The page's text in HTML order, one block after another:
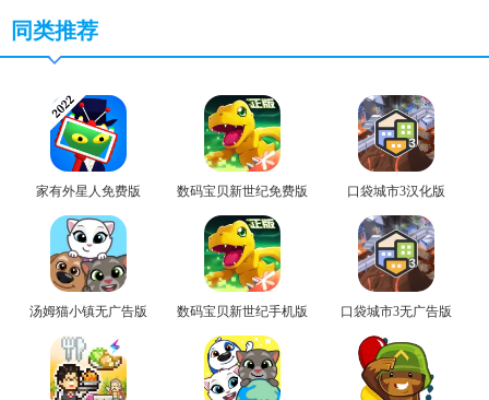
同类推荐
家有外星人免费版 数码宝贝新世纪免费版 口袋城市3汉化版
汤姆猫小镇无广告版 数码宝贝新世纪手机版 口袋城市3无广告版